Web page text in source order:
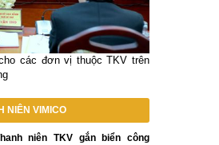
các đơn vị thuộc TKV trên
NIÊN VIMICO
niên TKV gắn biển công